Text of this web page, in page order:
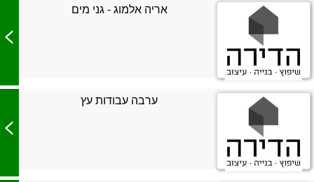
אריה אלמוג - גני מים
>
ערבה עבודות עץ
>